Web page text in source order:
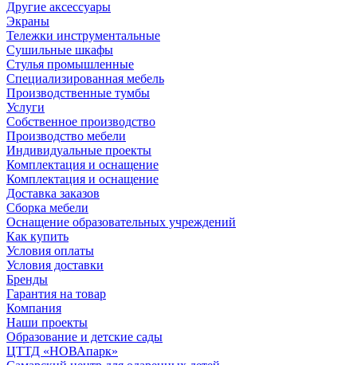
Другие аксессуары
Экраны
Тележки инструментальные
Сушильные шкафы
Стулья промышленные
Специализированная мебель
Производственные тумбы
Услуги
Собственное производство
Производство мебели
Индивидуальные проекты
Комплектация и оснащение
Комплектация и оснащение
Доставка заказов
Сборка мебели
Оснащение образовательных учреждений
Как купить
Условия оплаты
Условия доставки
Бренды
Гарантия на товар
Компания
Наши проекты
Образование и детские сады
ЦТТД «НОВАпарк»